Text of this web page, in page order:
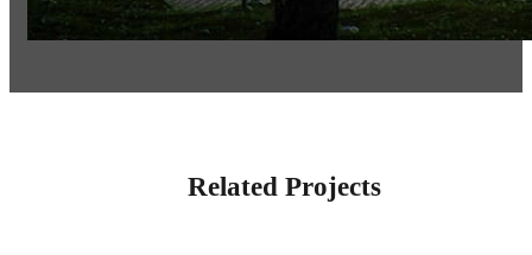
Related Projects